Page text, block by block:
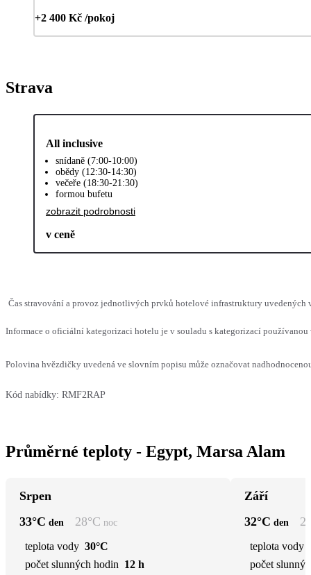
+2 400 Kč /pokoj
Strava
All inclusive
snídaně (7:00-10:00)
obědy (12:30-14:30)
večeře (18:30-21:30)
formou bufetu
zobrazit podrobnosti
v ceně
Čas stravování a provoz jednotlivých prvků hotelové infrastruktury uvedených
Informace o oficiální kategorizaci hotelu je v souladu s kategorizací
Polovina hvězdičky uvedená ve slovním popisu může označovat
Kód nabídky: RMF2RAP
Průměrné teploty - Egypt, Marsa Alam
Srpen
33°C den 28°C noc
teplota vody 30°C
počet slunných hodin 12 h
Září
32°C den
teplota vody
počet